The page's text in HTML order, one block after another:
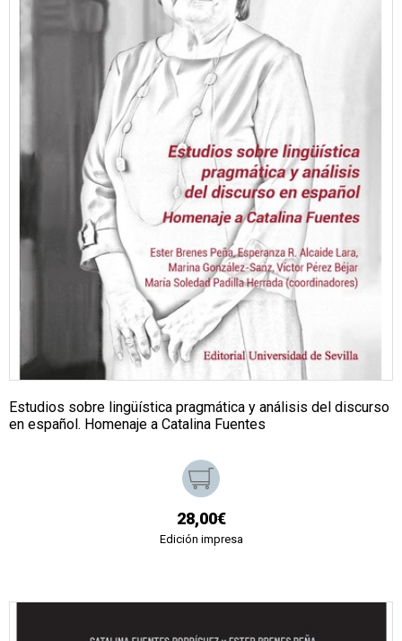
Estudios sobre lingüística pragmática y análisis del discurso
en español. Homenaje a Catalina Fuentes
28,00€
Edición impresa